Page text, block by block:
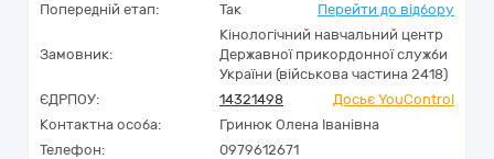
Попередній етап:
Так Перейти до відбору
Замовник:
Кінологічний навчальний центр
Державної прикордонної служби
України (військова частина 2418)
ЄДРПОУ:
14321498
Досьє YouControl
Контактна особа:
Гринюк Олена Іванівна
Телефон:
0979612671